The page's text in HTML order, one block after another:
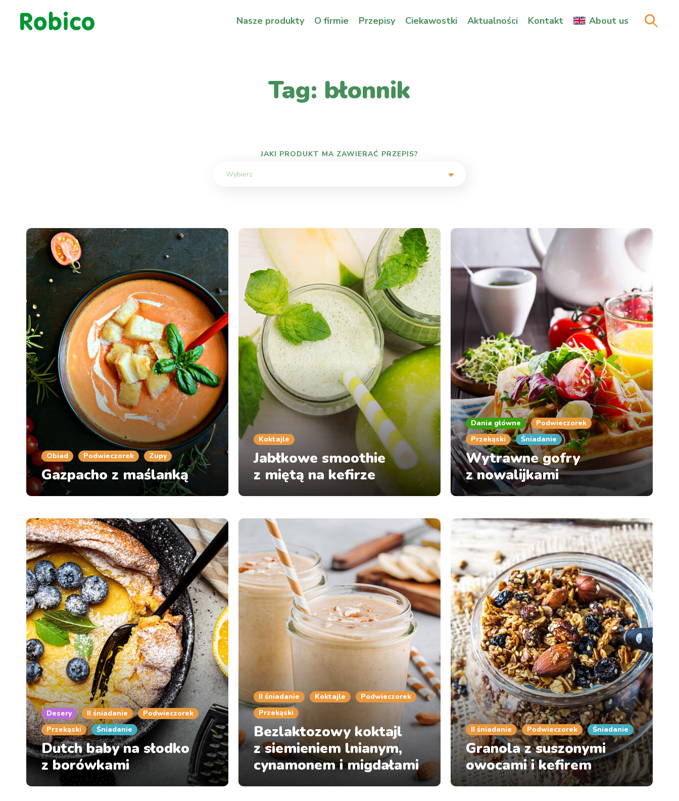
Nasze produkty O firmie Przepisy Ciekawostki Aktualności Kontakt About us
Tag: błonnik
JAKI PRODUKT MA ZAWIERAĆ PRZEPIS?
Wybierz
Obiad Podwieczorek Zupy
Gazpacho z maślanką
Koktajle
Jabłkowe smoothie
z miętą na kefirze
Dania główne
Podwieczorek
Przekąski
Śniadanie
Wytrawne gofry
z nowalijkami
Desery II śniadanie
Podwieczorek
Przekąski
Śniadanie
Dutch baby na słodko
z borówkami
II śniadanie Koktajle
Podwieczorek
Przekąski
Bezlaktozowy koktajl
z siemieniem lnianym,
cynamonem i migdałami
II śniadanie Podwieczorek Śniadanie
Granola z suszonymi
owocami i kefirem